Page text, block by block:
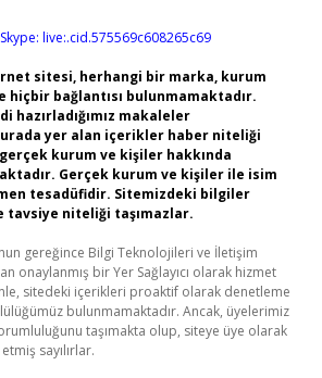
Skype: live:.cid.575569c608265c69
sitesi, herhangi bir marka, kurum
hiçbir bağlantısı bulunmamaktadır.
hazırladığımız makaleler
yer alan içerikler haber niteliği
kurum ve kişiler hakkında
Gerçek kurum ve kişiler ile isim
tesadüfidir. Sitemizdeki bilgiler
tavsiye niteliği taşımazlar.
gereğince Bilgi Teknolojileri ve İletişim
onaylanmış bir Yer Sağlayıcı olarak hizmet
sitedeki içerikleri proaktif olarak denetleme
bulunmamaktadır. Ancak, üyelerimiz
taşımakta olup, siteye üye olarak
sayılırlar.